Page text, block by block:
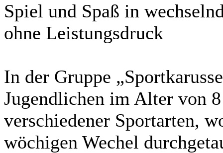
Spiel und Spaß in
ohne Leistungsdruck
In der Gruppe
Jugendlichen im Alter von
verschiedener Sportarten,
wöchigen Wechel